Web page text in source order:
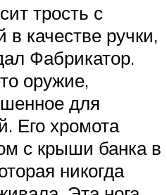
трость с
в качестве ручки,
Фабрикатор.
оружие,
для
Его хромота
с крыши банка в
никогда